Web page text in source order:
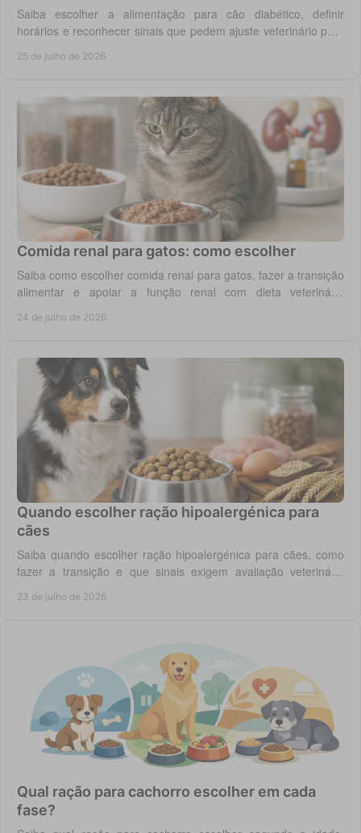
Saiba escolher a alimentação para cão diabético, definir
horários e reconhecer sinais que pedem ajuste veterinário para
25 de julho de 2026
Comida renal para gatos: como escolher
Saiba como escolher comida renal para gatos, fazer a transição
alimentar e apoiar a função renal com dieta veterinária
24 de julho de 2026
Quando escolher ração hipoalergénica para
cães
Saiba quando escolher ração hipoalergénica para cães, como
fazer a transição e que sinais exigem avaliação veterinária
23 de julho de 2026
Qual ração para cachorro escolher em cada
fase?